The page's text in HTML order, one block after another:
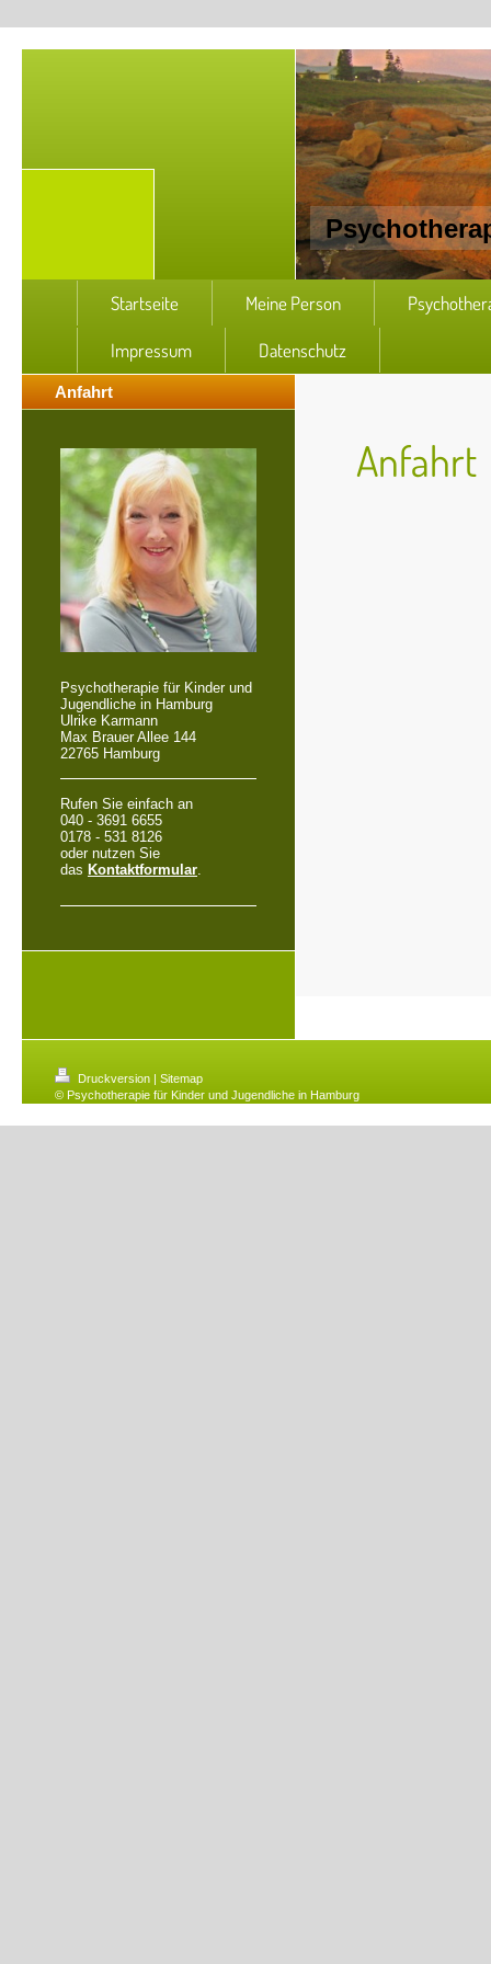
Startseite Meine Person
Impressum Datenschutz
Anfahrt
Psychotherapie für Kinder und
Jugendliche in Hamburg
Ulrike Karmann
Max Brauer Allee 144
22765 Hamburg
Rufen Sie einfach an
040 - 3691 6655
0178 - 531 8126
oder nutzen Sie
das Kontaktformular
Anfahrt
Druckversion | Sitemap
© Psychotherapie für Kinder und Jugendliche in Hamburg